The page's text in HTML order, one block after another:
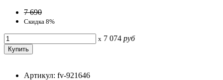
7 690
Скидка 8%
x 7 074 руб
Артикул: fv-921646